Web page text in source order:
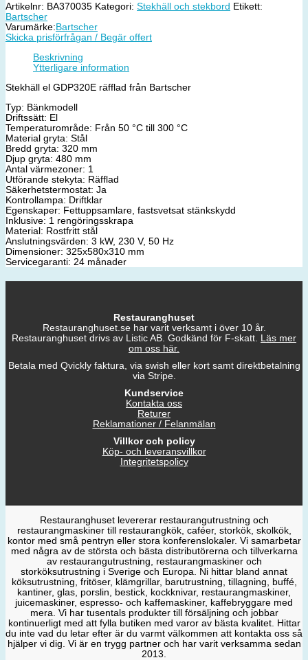
Artikelnr: BA370035 Kategori: Stekhäll och stekbord Etikett:
Bartscher
Varumärke:Bartscher
Skicka prisförfrågan / Begär offert
Beskrivning
Ytterligare information
Stekhäll el GDP320E räfflad från Bartscher
Typ: Bänkmodell
Driftssätt: El
Temperaturområde: Från 50 °C till 300 °C
Material gryta: Stål
Bredd gryta: 320 mm
Djup gryta: 480 mm
Antal värmezoner: 1
Utförande stekyta: Räfflad
Säkerhetstermostat: Ja
Kontrollampa: Driftklar
Egenskaper: Fettuppsamlare, fastsvetsat stänkskydd
Inklusive: 1 rengöringsskrapa
Material: Rostfritt stål
Anslutningsvärden: 3 kW, 230 V, 50 Hz
Dimensioner: 325x580x310 mm
Servicegaranti: 24 månader
Restauranghuset
Restauranghuset.se har varit verksamt i över 10 år.
Restauranghuset drivs av Listic AB. Godkänd för F-skatt. Läs mer
om oss här.
Betala med Qvickly faktura, via swish eller kort samt direktbetalning
via Stripe.
Kundservice
Kontakta oss
Returer
Reklamationer / Felanmälan
Villkor och policy
Köp- och leveransvillkor
Integritetspolicy
Restauranghuset levererar restaurangutrustning och
restaurangmaskiner till restaurangkök, caféer, storkök, skolkök,
kontor med små pentryn eller stora konferenslokaler. Vi samarbetar
med några av de största och bästa distributörerna och tillverkarna
av restaurangutrustning, restaurangmaskiner och
storköksutrustning i Sverige och Europa. Ni hittar bland annat
köksutrustning, fritöser, klämgrillar, barutrustning, tillagning, buffé,
kantiner, glas, porslin, bestick, kockknivar, restaurangmaskiner,
juicemaskiner, espresso- och kaffemaskiner, kaffebryggare med
mera. Vi har tusentals produkter till försäljning och jobbar
kontinuerligt med att fylla butiken med varor av bästa kvalitet. Hittar
du inte vad du letar efter är du varmt välkommen att kontakta oss så
hjälper vi dig. Vi är en trygg partner och har varit verksamma sedan
2013.